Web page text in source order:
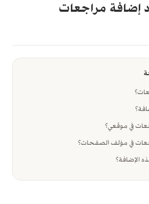
إضافة مراجعات
في موقعي؟
في مؤلف الصفحات؟
الإضافة؟